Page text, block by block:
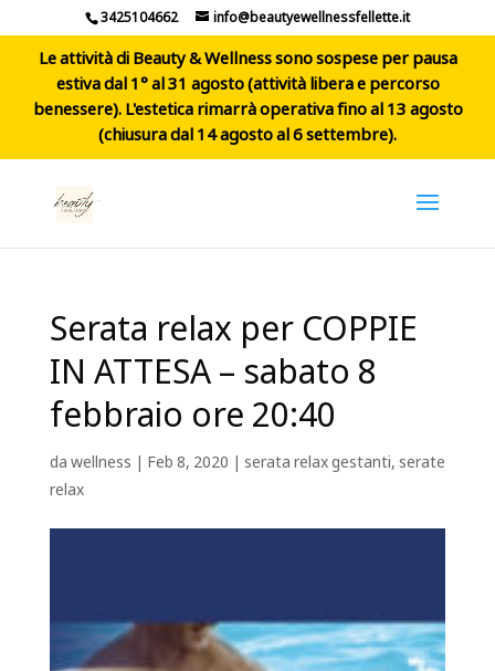
3425104662 info@beautyewellnessfellette.it
Le attività di Beauty & Wellness sono sospese per pausa
estiva dal 1° al 31 agosto (attività libera e percorso
benessere). L'estetica rimarrà operativa fino al 13 agosto
(chiusura dal 14 agosto al 6 settembre).
Serata relax per COPPIE
IN ATTESA – sabato 8
febbraio ore 20:40
dawellness | Feb 8, 2020 | serata relax gestanti,serate
relax